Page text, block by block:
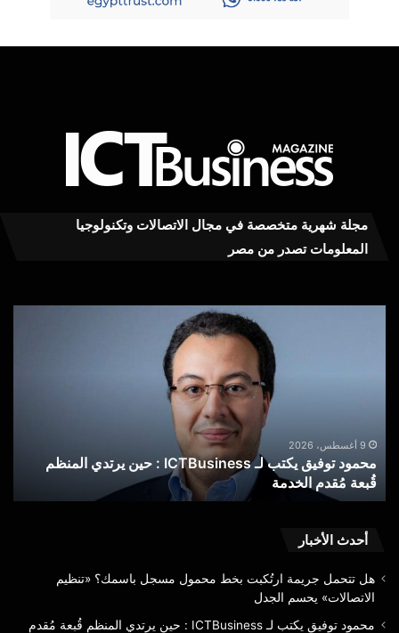
مجلة شهرية متخصصة في مجال الاتصالات وتكنولوجيا
المعلومات تصدر من مصر
يرتدي
المنظم
قُبعة
مُقدم
9 أغسطس، 2026
محمود توفيق يكتب لـ ICTBusiness : حين يرتدي المنظم
قُبعة مُقدم الخدمة
أحدث الأخبار
هل تتحمل جريمة ارتُكبت بخط محمول مسجل باسمك؟ «تنظيم
الاتصالات» يحسم الجدل
محمود توفيق يكتب لـ ICTBusiness : حين يرتدي المنظم قُبعة مُقدم